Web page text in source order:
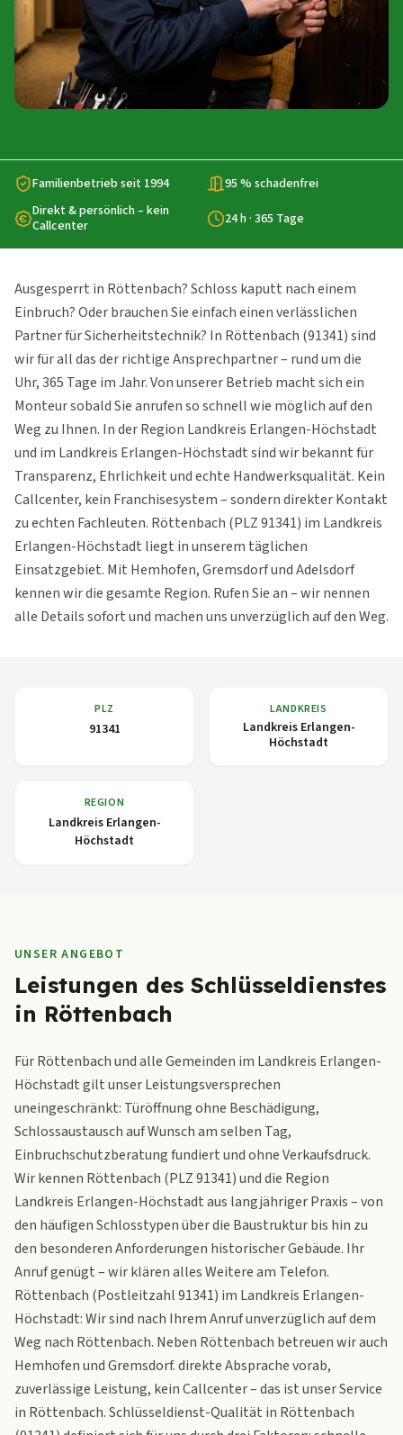
Familienbetrieb seit 1994
95 % schadenfrei
Direkt & persönlich – kein
Callcenter
24 h · 365 Tage
Ausgesperrt in Röttenbach? Schloss kaputt nach einem
Einbruch? Oder brauchen Sie einfach einen verlässlichen
Partner für Sicherheitstechnik? In Röttenbach (91341) sind
wir für all das der richtige Ansprechpartner – rund um die
Uhr, 365 Tage im Jahr. Von unserer Betrieb macht sich ein
Monteur sobald Sie anrufen so schnell wie möglich auf den
Weg zu Ihnen. In der Region Landkreis Erlangen-Höchstadt
und im Landkreis Erlangen-Höchstadt sind wir bekannt für
Transparenz, Ehrlichkeit und echte Handwerksqualität. Kein
Callcenter, kein Franchisesystem – sondern direkter Kontakt
zu echten Fachleuten. Röttenbach (PLZ 91341) im Landkreis
Erlangen-Höchstadt liegt in unserem täglichen
Einsatzgebiet. Mit Hemhofen, Gremsdorf und Adelsdorf
kennen wir die gesamte Region. Rufen Sie an – wir nennen
alle Details sofort und machen uns unverzüglich auf den Weg.
PLZ
91341
LANDKREIS
Landkreis Erlangen-
Höchstadt
REGION
Landkreis Erlangen-
Höchstadt
UNSER ANGEBOT
Leistungen des Schlüsseldienstes
in Röttenbach
Für Röttenbach und alle Gemeinden im Landkreis Erlangen-
Höchstadt gilt unser Leistungsversprechen
uneingeschränkt: Türöffnung ohne Beschädigung,
Schlossaustausch auf Wunsch am selben Tag,
Einbruchschutzberatung fundiert und ohne Verkaufsdruck.
Wir kennen Röttenbach (PLZ 91341) und die Region
Landkreis Erlangen-Höchstadt aus langjähriger Praxis – von
den häufigen Schlosstypen über die Baustruktur bis hin zu
den besonderen Anforderungen historischer Gebäude. Ihr
Anruf genügt – wir klären alles Weitere am Telefon.
Röttenbach (Postleitzahl 91341) im Landkreis Erlangen-
Höchstadt: Wir sind nach Ihrem Anruf unverzüglich auf dem
Weg nach Röttenbach. Neben Röttenbach betreuen wir auch
Hemhofen und Gremsdorf. direkte Absprache vorab,
zuverlässige Leistung, kein Callcenter – das ist unser Service
in Röttenbach. Schlüsseldienst-Qualität in Röttenbach